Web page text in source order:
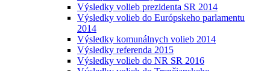
Výsledky volieb prezidenta SR 2014
Výsledky volieb do Európskeho parlamentu
2014
Výsledky komunálnych volieb 2014
Výsledky referenda 2015
Výsledky volieb do NR SR 2016